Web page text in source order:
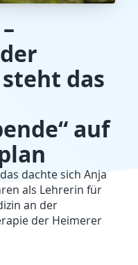
das
auf
dachte sich Anja
als Lehrerin für
an der
der Heimerer